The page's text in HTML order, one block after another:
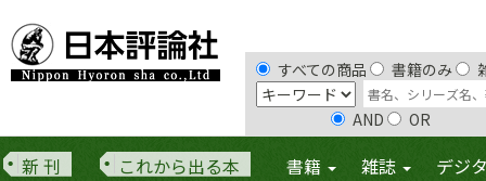
すべての商品 書籍のみ
AND OR
新 刊 これから出る本 書籍 雑誌 デジ